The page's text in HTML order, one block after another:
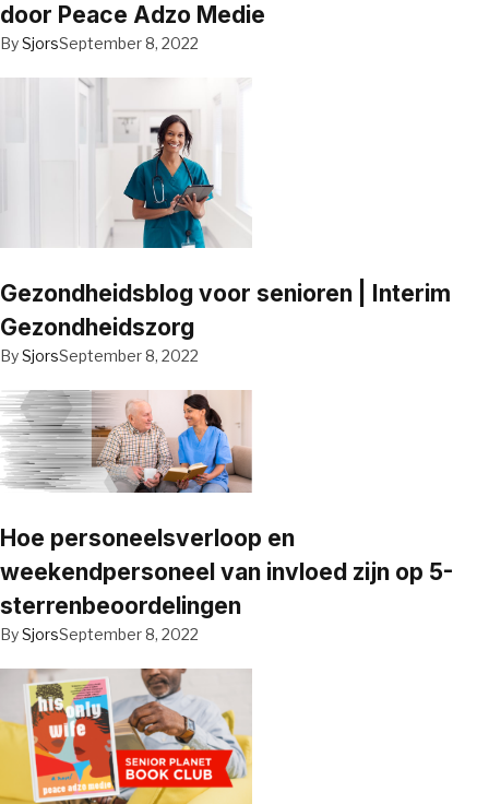
door Peace Adzo Medie
BySjorsSeptember 8, 2022
Gezondheidsblog voor senioren | Interim
Gezondheidszorg
BySjorsSeptember 8, 2022
Hoe personeelsverloop en
weekendpersoneel van invloed zijn op 5-
sterrenbeoordelingen
BySjorsSeptember 8, 2022